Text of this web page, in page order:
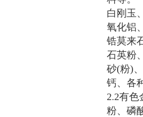
白刚玉
氧化铝
锆莫来
石英粉
砂(粉)
钙、各
2.2有色
粉、磷